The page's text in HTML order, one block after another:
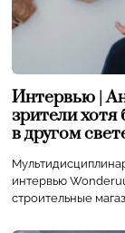
Интервью |
зрители
в другом
интервью
строительные